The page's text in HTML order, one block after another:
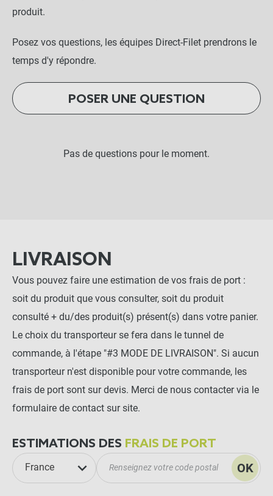
produit.
Posez vos questions, les équipes Direct-Filet prendrons le
temps d'y répondre.
POSER UNE QUESTION
Pas de questions pour le moment.
LIVRAISON
Vous pouvez faire une estimation de vos frais de port :
soit du produit que vous consulter, soit du produit
consulté + du/des produit(s) présent(s) dans votre panier.
Le choix du transporteur se fera dans le tunnel de
commande, à l'étape "#3 MODE DE LIVRAISON". Si aucun
transporteur n'est disponible pour votre commande, les
frais de port sont sur devis. Merci de nous contacter via le
formulaire de contact sur site.
ESTIMATIONS DES FRAIS DE PORT
France OK